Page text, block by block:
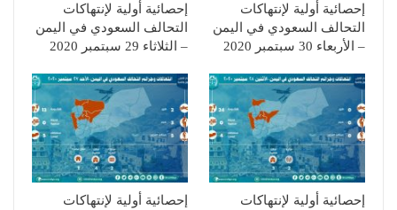
إحصائية أولية لإنتهاكات
التحالف السعودي في اليمن
– الأربعاء 30 سبتمبر 2020
إحصائية أولية لإنتهاكات
التحالف السعودي في اليمن
– الثلاثاء 29 سبتمبر 2020
إحصائية أولية لإنتهاكات
إحصائية أولية لإنتهاكات